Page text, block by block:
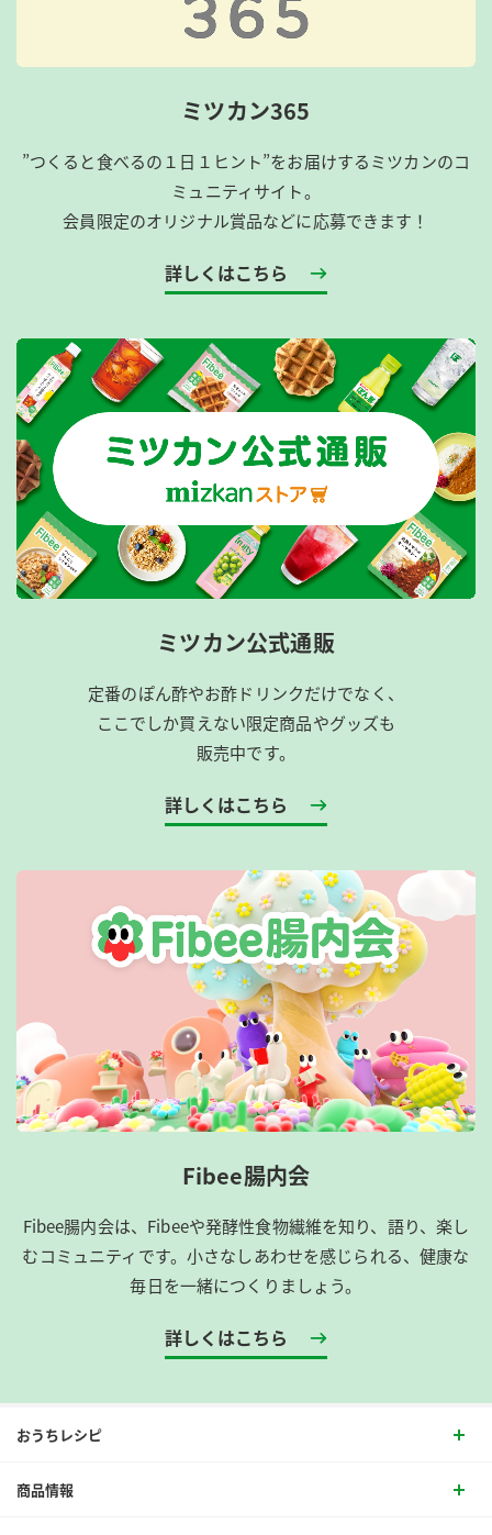
ミツカン365
”つくると食べるの１日１ヒント”をお届けするミツカンのコ
ミュニティサイト。
会員限定のオリジナル賞品などに応募できます！
詳しくはこちら
ミツカン公式通販
定番のぽん酢やお酢ドリンクだけでなく、
ここでしか買えない限定商品やグッズも
販売中です。
詳しくはこちら
Fibee腸内会
Fibee腸内会は、​Fibeeや発酵性食物繊維を知り、語り、楽し
むコミュニティです。​小さなしあわせを感じられる、健康な
毎日を一緒につくりましょう。
詳しくはこちら
おうちレシピ
商品情報